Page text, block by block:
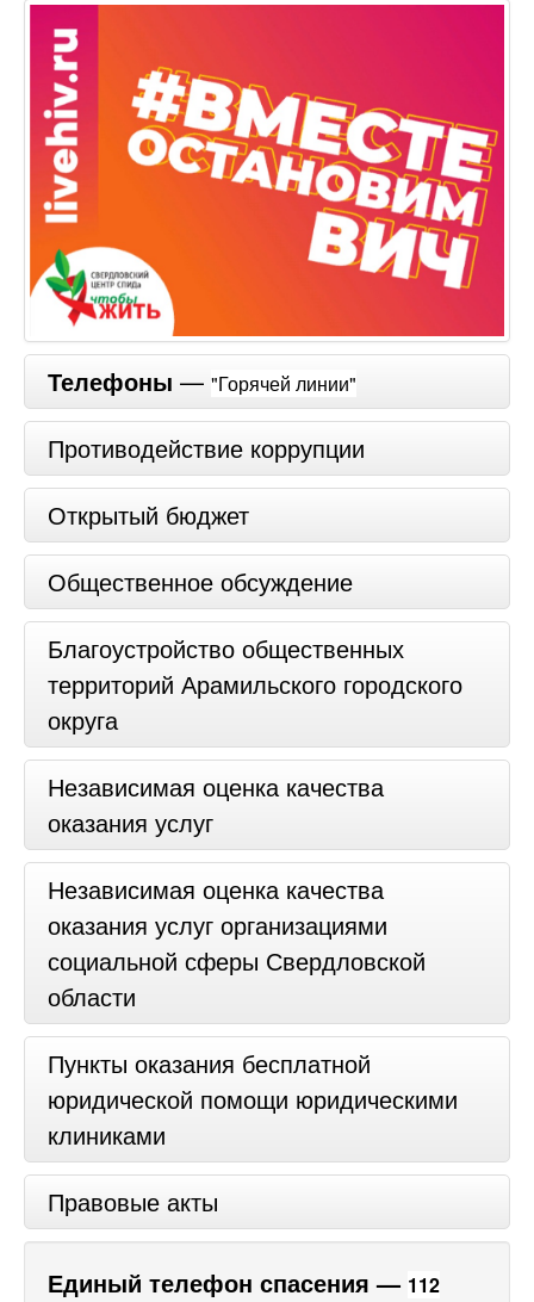
Телефоны — "Горячей линии"
Противодействие коррупции
Открытый бюджет
Общественное обсуждение
Благоустройство общественных
территорий Арамильского городского
округа
Независимая оценка качества
оказания услуг
Независимая оценка качества
оказания услуг организациями
социальной сферы Свердловской
области
Пункты оказания бесплатной
юридической помощи юридическими
клиниками
Правовые акты
Единый телефон спасения — 112